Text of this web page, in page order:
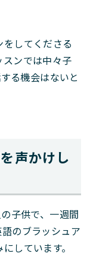
してくださる
ンでは中々子
る機会はないと
声かけし
子供で、一週間
のブラッシュア
しています。